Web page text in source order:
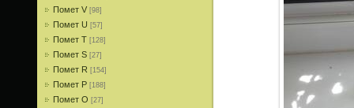
Помет V [98]
Помет U [57]
Помет T [128]
Помет S [27]
Помет R [154]
Помет P [188]
Помет О [27]